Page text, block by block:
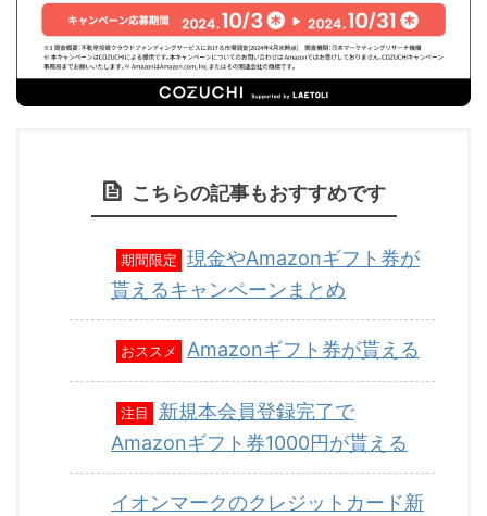
こちらの記事もおすすめです
期間限定
現金やAmazonギフト券が
貰えるキャンペーンまとめ
おススメ Amazonギフト券が貰える
注目
新規本会員登録完了で
Amazonギフト券1000円が貰える
イオンマークのクレジットカード新